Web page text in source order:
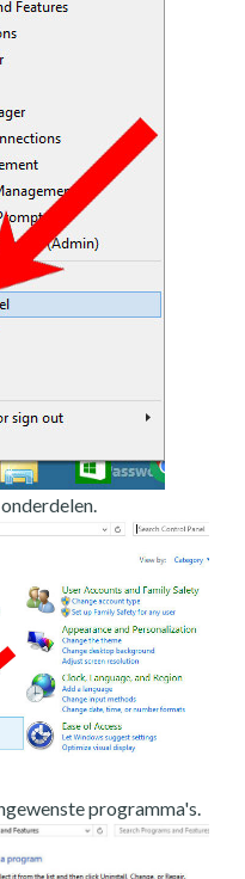
programma's.